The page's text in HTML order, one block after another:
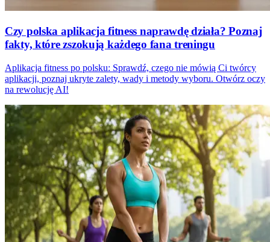
Czy polska aplikacja fitness naprawdę działa? Poznaj
fakty, które zszokują każdego fana treningu
Aplikacja fitness po polsku: Sprawdź, czego nie mówią Ci twórcy
aplikacji, poznaj ukryte zalety, wady i metody wyboru. Otwórz oczy
na rewolucję AI!